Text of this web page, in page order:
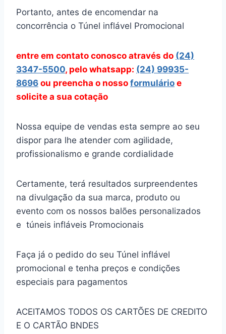
Portanto, antes de encomendar na
concorrência o Túnel inflável Promocional
entre em contato conosco através do (24)
3347-5500, pelo whatsapp: (24) 99935-
8696 ou preencha o nosso formulário e
solicite a sua cotação
Nossa equipe de vendas esta sempre ao seu
dispor para lhe atender com agilidade,
profissionalismo e grande cordialidade
Certamente, terá resultados surpreendentes
na divulgação da sua marca, produto ou
evento com os nossos balões personalizados
e túneis infláveis Promocionais
Faça já o pedido do seu Túnel inflável
promocional e tenha preços e condições
especiais para pagamentos
ACEITAMOS TODOS OS CARTÕES DE CREDITO
E O CARTÃO BNDES